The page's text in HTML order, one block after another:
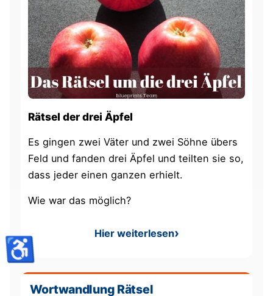
Rätsel der drei Äpfel
Es gingen zwei Väter und zwei Söhne übers
Feld und fanden drei Äpfel und teilten sie so,
dass jeder einen ganzen erhielt.
Wie war das möglich?
Hier weiterlesen: Rätsel der drei Äpfel
Wortwandlung Rätsel